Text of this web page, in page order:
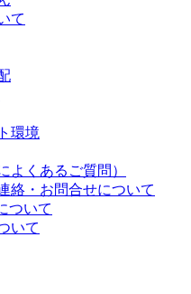
て
環境
よくあるご質問）
絡・お問合せについて
ついて
いて